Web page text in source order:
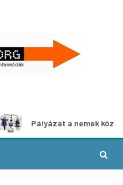
Pályázat a nemek közötti